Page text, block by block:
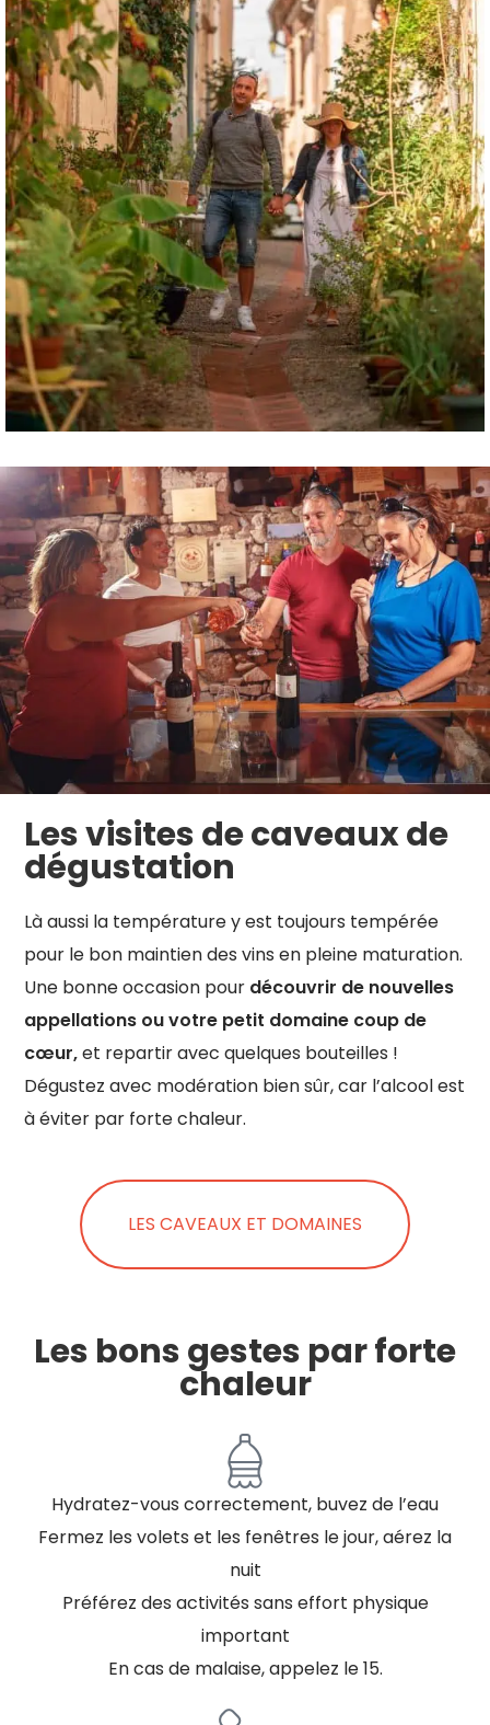
Les visites de caveaux de
dégustation
Là aussi la température y est toujours tempérée
pour le bon maintien des vins en pleine maturation.
Une bonne occasion pour découvrir de nouvelles
appellations ou votre petit domaine coup de
cœur,et repartir avec quelques bouteilles !
Dégustez avec modération bien sûr, car l’alcool est
à éviter par forte chaleur.
LES CAVEAUX ET DOMAINES
Les bons gestes par forte
chaleur
Hydratez-vous correctement, buvez de l’eau
Fermez les volets et les fenêtres le jour, aérez la
nuit
Préférez des activités sans effort physique
important
En cas de malaise, appelez le 15.